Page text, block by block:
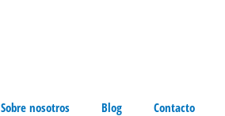
Sobre nosotros Blog Contacto